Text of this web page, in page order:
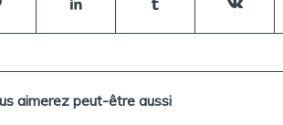
aimerez peut-être aussi